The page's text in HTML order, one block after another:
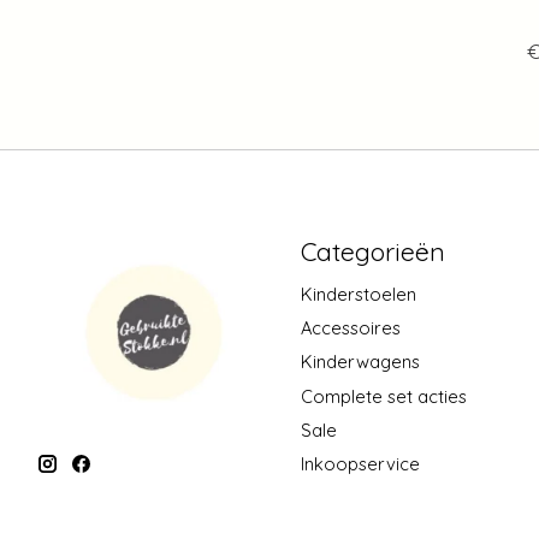
Categorieën
Kinderstoelen
Accessoires
Kinderwagens
Complete set acties
Sale
Inkoopservice